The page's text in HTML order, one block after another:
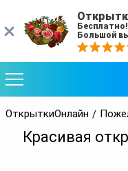
ОткрыткиОнлайн
Красивая
Бесплатно!
Большой